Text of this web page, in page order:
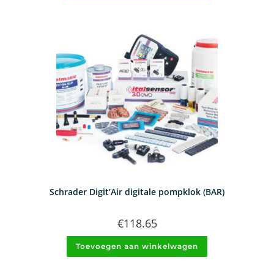
Schrader Digit’Air digitale pompklok (BAR)
€118.65
Toevoegen aan winkelwagen